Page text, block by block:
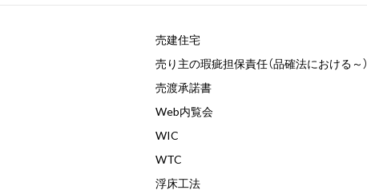
売建住宅
売り主の瑕疵担保責任（品確法における～）
売渡承諾書
Web内覧会
WIC
WTC
浮床工法